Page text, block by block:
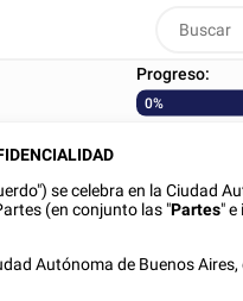
Progreso:
0%
se celebra en la Ciudad
(en conjunto las "Partes"
Autónoma de Buenos Aires,